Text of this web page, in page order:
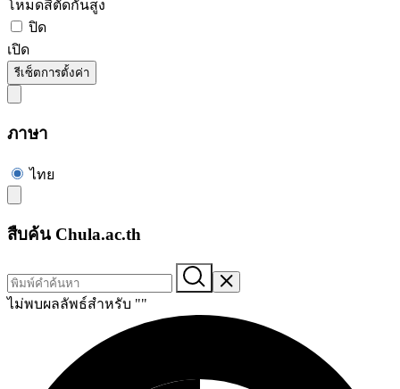
โหมดสีตัดกันสูง
ปิด
เปิด
รีเซ็ตการตั้งค่า
ภาษา
ไทย
สืบค้น Chula.ac.th
ไม่พบผลลัพธ์สำหรับ ""